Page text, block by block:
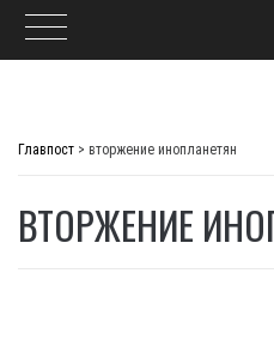
Главпост > вторжение инопланетян
ВТОРЖЕНИЕ